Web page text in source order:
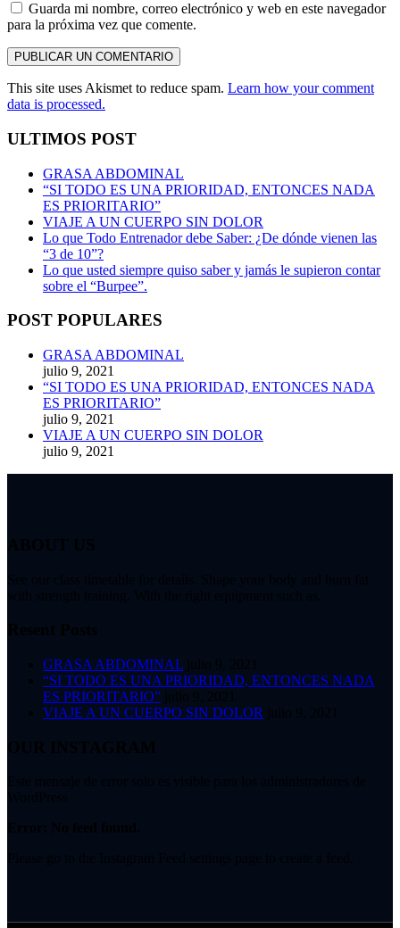
Guarda mi nombre, correo electrónico y web en este navegador
para la próxima vez que comente.
PUBLICAR UN COMENTARIO
This site uses Akismet to reduce spam. Learn how your comment
data is processed.
ULTIMOS POST
GRASA ABDOMINAL
“SI TODO ES UNA PRIORIDAD, ENTONCES NADA
ES PRIORITARIO”
VIAJE A UN CUERPO SIN DOLOR
Lo que Todo Entrenador debe Saber: ¿De dónde vienen las
“3 de 10”?
Lo que usted siempre quiso saber y jamás le supieron contar
sobre el “Burpee”.
POST POPULARES
GRASA ABDOMINAL
julio 9, 2021
“SI TODO ES UNA PRIORIDAD, ENTONCES NADA
ES PRIORITARIO”
julio 9, 2021
VIAJE A UN CUERPO SIN DOLOR
julio 9, 2021
GRASA ABDOMINAL
“SI TODO ES UNA PRIORIDAD, ENTONCES NADA
ES PRIORITARIO”
VIAJE A UN CUERPO SIN DOLOR